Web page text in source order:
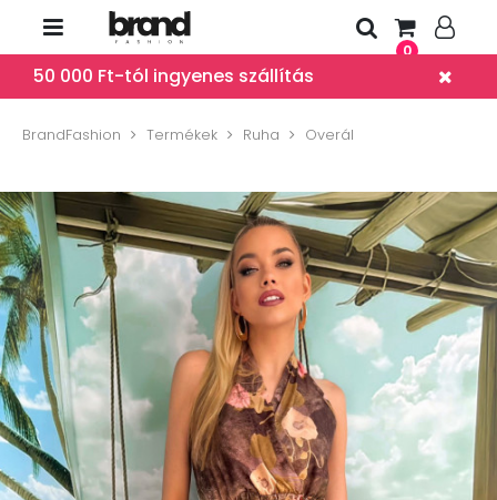
0
50 000 Ft-tól ingyenes szállítás
BrandFashion Termékek Ruha Overál